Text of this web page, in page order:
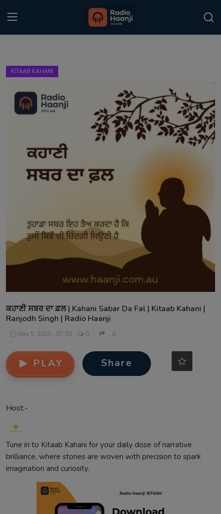
Punjabi Podcast
Gallery
Sponsors
Contact
KITAAB KAHANI
ਕਹਾਣੀ ਸਬਰ ਦਾ ਫ਼ਲ | Kahani Sabar Da Fal | Kitaab Kahani |
Ranjodh Singh | Radio Haanji
May 5, 2025 - 07:30 0 0
PLAY Share
Host:-
Tune in to Kitaab Kahani for your daily dose of narrative
brilliance, where stories are woven with precision to spark
imagination and curiosity.